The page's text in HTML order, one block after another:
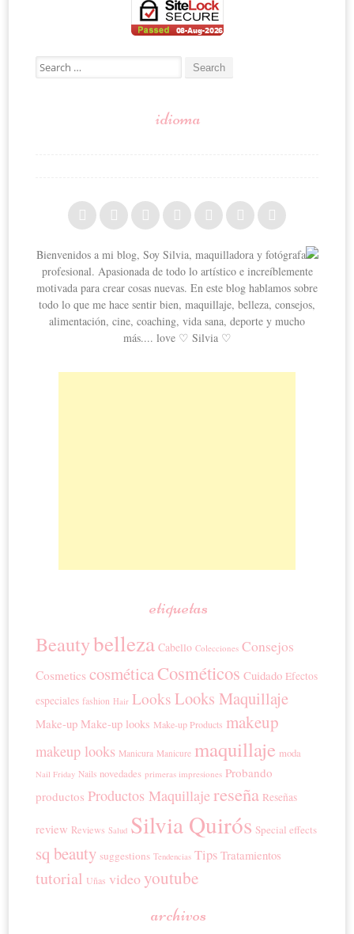
Search for:
idioma
Bienvenidos a mi blog, Soy Silvia, maquilladora y fotógrafa
profesional. Apasionada de todo lo artístico e increíblemente
motivada para crear cosas nuevas. En este blog hablamos sobre
todo lo que me hace sentir bien, maquillaje, belleza, consejos,
alimentación, cine, coaching, vida sana, deporte y mucho
más.... love ♡ Silvia ♡
etiquetas
Beautybelleza Cabello Colecciones Consejos
Cosmetics cosméticaCosméticos Cuidado Efectos
especiales fashion Hair Looks Looks Maquillaje
Make-up Make-up looks Make-up Products makeup
makeup looks Manicura Manicure maquillaje moda
Nail Friday Nails novedades primeras impresiones Probando
productos Productos Maquillaje reseña Reseñas
review Reviews Salud Silvia Quirós Special effects
sq beauty suggestions Tendencias Tips Tratamientos
tutorial Uñas videoyoutube
archivos